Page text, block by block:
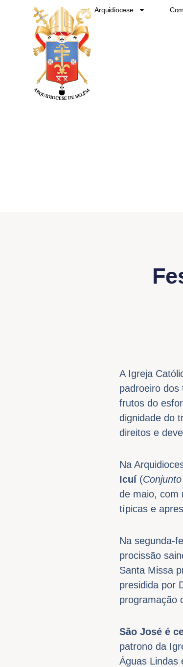
Arquidiocese
A Igreja
padroeiro
frutos do
dignidade do
direitos e
Na
Icuí (
de maio, com
típicas e
Na segunda-
procissão
Santa Missa
presidida por
programação
São José é
patrono da
Águas Lindas